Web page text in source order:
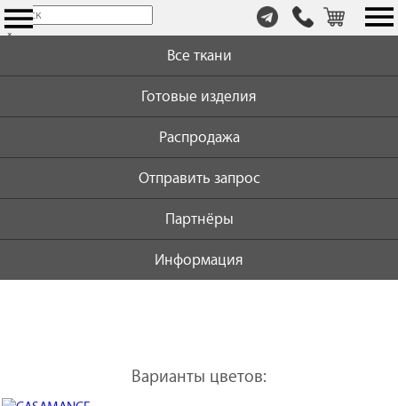
×
т.
+7
Все ткани
Готовые изделия
Распродажа
Отправить запрос
Партнёры
Информация
Варианты цветов: